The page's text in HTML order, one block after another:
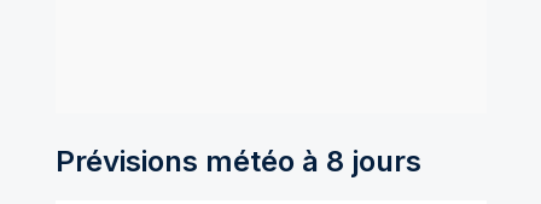
Prévisions météo à 8 jours